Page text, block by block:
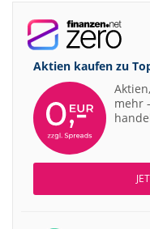
Aktien kaufen zu
mehr